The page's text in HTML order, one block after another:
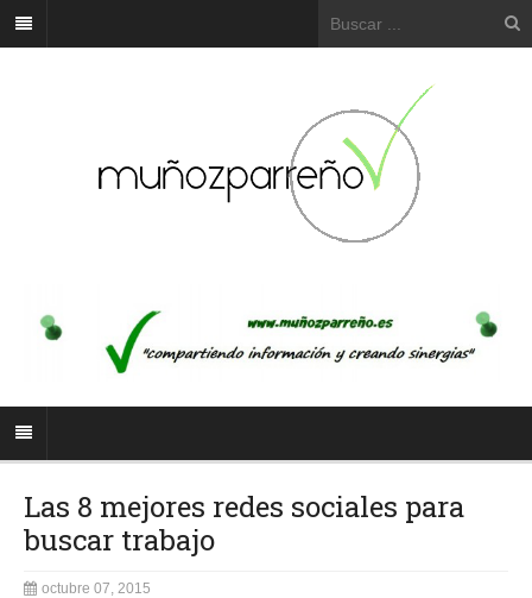
Las 8 mejores redes sociales para
buscar trabajo
octubre 07, 2015